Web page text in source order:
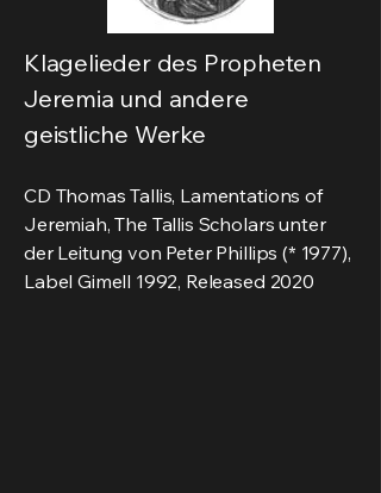
Klagelieder des Propheten
Jeremia und andere
geistliche Werke
CD Thomas Tallis, Lamentations of
Jeremiah, The Tallis Scholars unter
der Leitung von Peter Phillips (* 1977),
Label Gimell 1992, Released 2020